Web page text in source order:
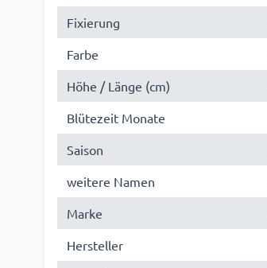
Fixierung
Farbe
Höhe / Länge (cm)
Blütezeit Monate
Saison
weitere Namen
Marke
Hersteller